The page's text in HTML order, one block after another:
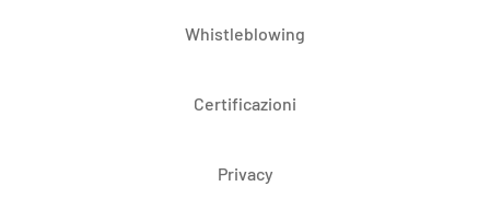
Whistleblowing
Certificazioni
Privacy